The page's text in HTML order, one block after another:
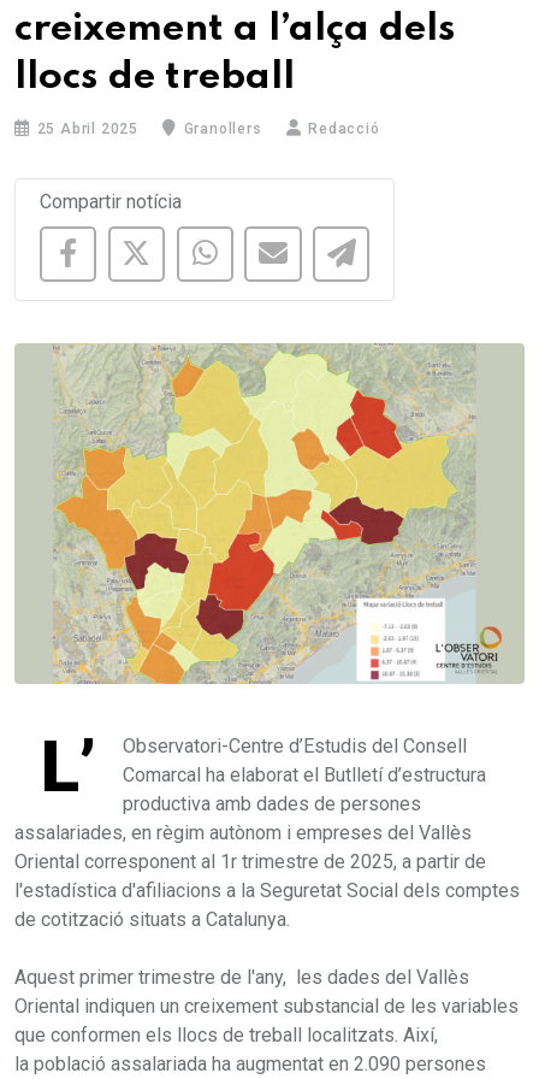
creixement a l’alça dels
llocs de treball
25 Abril 2025 Granollers Redacció
Compartir notícia
L’
Observatori-Centre d’Estudis del Consell
Comarcal ha elaborat el Butlletí d’estructura
productiva amb dades de persones
assalariades, en règim autònom i empreses del Vallès
Oriental corresponent al 1r trimestre de 2025, a partir de
l'estadística d'afiliacions a la Seguretat Social dels comptes
de cotització situats a Catalunya.
Aquest primer trimestre de l'any, les dades del Vallès
Oriental indiquen un creixement substancial de les variables
que conformen els llocs de treball localitzats. Així,
la població assalariada ha augmentat en 2.090 persones